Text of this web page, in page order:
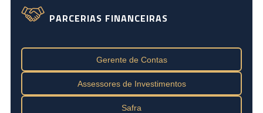
PARCERIAS FINANCEIRAS
Gerente de Contas
Assessores de Investimentos
Safra